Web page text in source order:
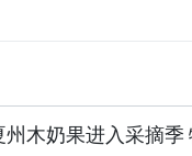
州木奶果进入采摘季